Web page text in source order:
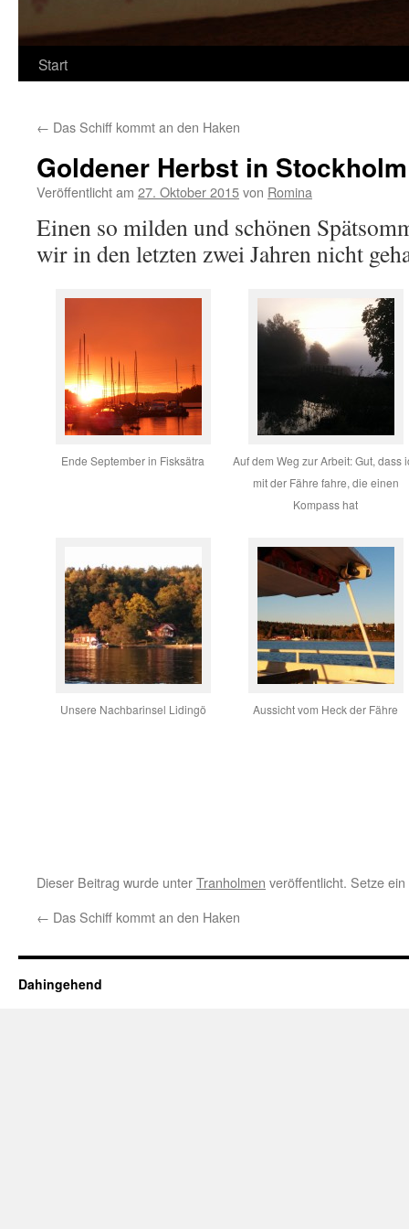
Start
← Das Schiff kommt an den Haken
Goldener Herbst in Stockholm
Veröffentlicht am 27. Oktober 2015von Romina
Einen so milden und schönen
wir in den letzten zwei Jahren nicht
Ende September in Fisksätra
Auf dem Weg zur Arbeit: Gut, dass
mit der Fähre fahre, die einen
Kompass hat
Unsere Nachbarinsel Lidingö Aussicht vom Heck der Fähre
Dieser Beitrag wurde unterTranholmen veröffentlicht. Setze
← Das Schiff kommt an den Haken
Dahingehend